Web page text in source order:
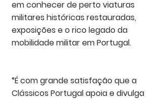
em conhecer de perto viaturas
militares históricas restauradas,
exposições e o rico legado da
mobilidade militar em Portugal.
“É com grande satisfação que a
Clássicos Portugal apoia e divulga